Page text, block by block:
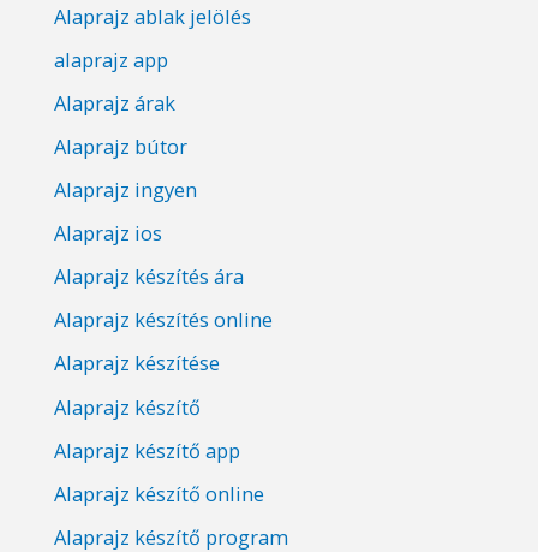
Alaprajz ablak jelölés
alaprajz app
Alaprajz árak
Alaprajz bútor
Alaprajz ingyen
Alaprajz ios
Alaprajz készítés ára
Alaprajz készítés online
Alaprajz készítése
Alaprajz készítő
Alaprajz készítő app
Alaprajz készítő online
Alaprajz készítő program